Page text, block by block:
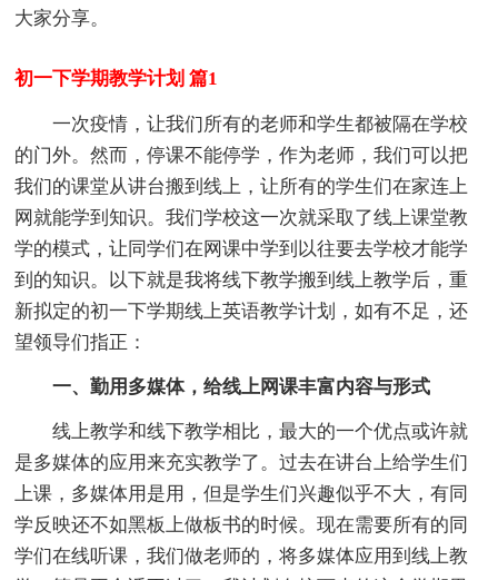
大家分享。
初一下学期教学计划 篇1
一次疫情，让我们所有的老师和学生都被隔在学校
的门外。然而，停课不能停学，作为老师，我们可以把
我们的课堂从讲台搬到线上，让所有的学生们在家连上
网就能学到知识。我们学校这一次就采取了线上课堂教
学的模式，让同学们在网课中学到以往要去学校才能学
到的知识。以下就是我将线下教学搬到线上教学后，重
新拟定的初一下学期线上英语教学计划，如有不足，还
望领导们指正：
一、勤用多媒体，给线上网课丰富内容与形式
线上教学和线下教学相比，最大的一个优点或许就
是多媒体的应用来充实教学了。过去在讲台上给学生们
上课，多媒体用是用，但是学生们兴趣似乎不大，有同
学反映还不如黑板上做板书的时候。现在需要所有的同
学们在线听课，我们做老师的，将多媒体应用到线上教